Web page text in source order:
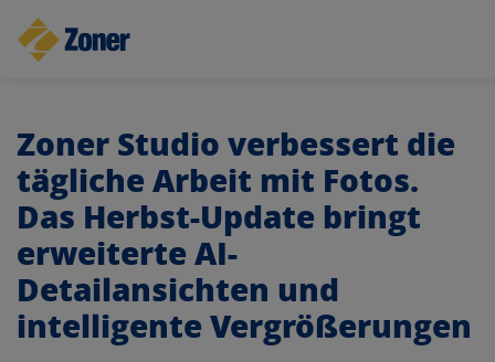
Zoner Studio verbessert die
tägliche Arbeit mit Fotos.
Das Herbst-Update bringt
erweiterte AI-
Detailansichten und
intelligente Vergrößerungen